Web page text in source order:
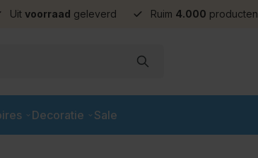
Uit voorraad geleverd Ruim 4.000 producten
Decoratie Sale